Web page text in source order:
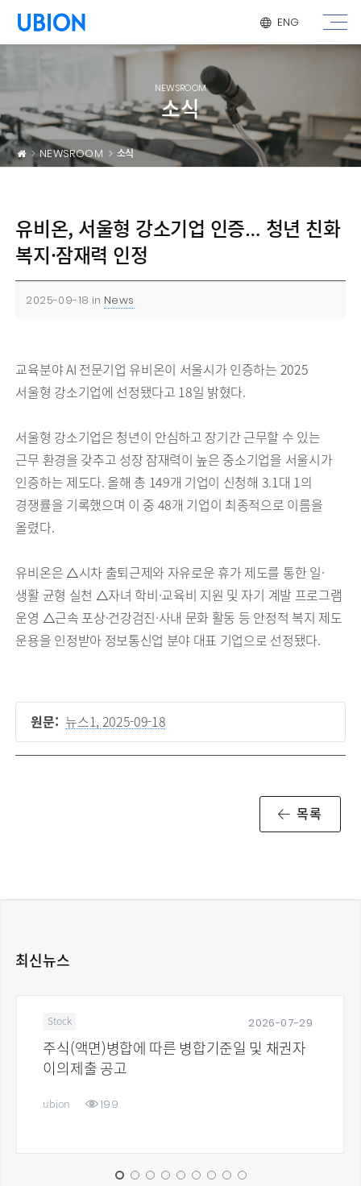
메뉴 건너 뛰기
ENG
NEWSROOM
소식
NEWSROOM 소식
유비온, 서울형 강소기업 인증… 청년 친화
복지·잠재력 인정
2025-09-18 in News
교육분야 AI 전문기업 유비온이 서울시가 인증하는 2025
서울형 강소기업에 선정됐다고 18일 밝혔다.
서울형 강소기업은 청년이 안심하고 장기간 근무할 수 있는
근무 환경을 갖추고 성장 잠재력이 높은 중소기업을 서울시가
인증하는 제도다. 올해 총 149개 기업이 신청해 3.1대 1의
경쟁률을 기록했으며 이 중 48개 기업이 최종적으로 이름을
올렸다.
유비온은 △시차 출퇴근제와 자유로운 휴가 제도를 통한 일·
생활 균형 실천 △자녀 학비·교육비 지원 및 자기 계발 프로그램
운영 △근속 포상·건강검진·사내 문화 활동 등 안정적 복지 제도
운용을 인정받아 정보통신업 분야 대표 기업으로 선정됐다.
원문: 뉴스1, 2025-09-18
목록
최신뉴스
2026-07-29
Stock
주식(액면)병합에 따른 병합기준일 및 채권자
이의제출 공고
ubion 199